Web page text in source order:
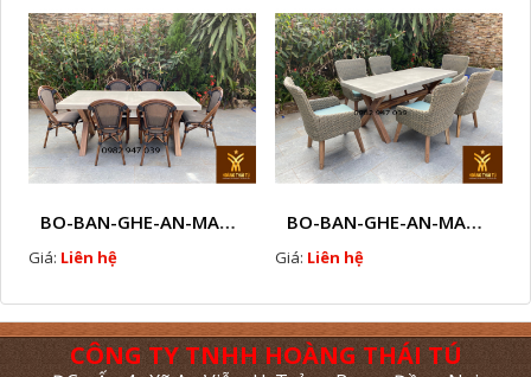
BO-BAN-GHE-AN-MAY-NHUA-C2
Giá: Liên hệ
BO-BAN-GHE-AN-MAY-NHUA-C1
Giá: Liên hệ
CÔNG TY TNHH HOÀNG THÁI TÚ